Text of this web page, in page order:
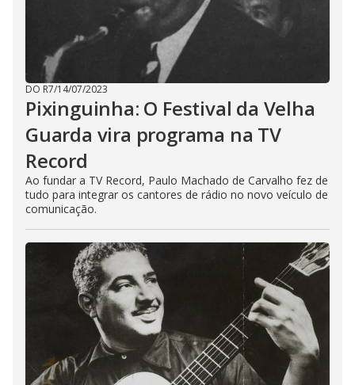
DO R7/14/07/2023
Pixinguinha: O Festival da Velha
Guarda vira programa na TV
Record
Ao fundar a TV Record, Paulo Machado de Carvalho fez de
tudo para integrar os cantores de rádio no novo veículo de
comunicação.